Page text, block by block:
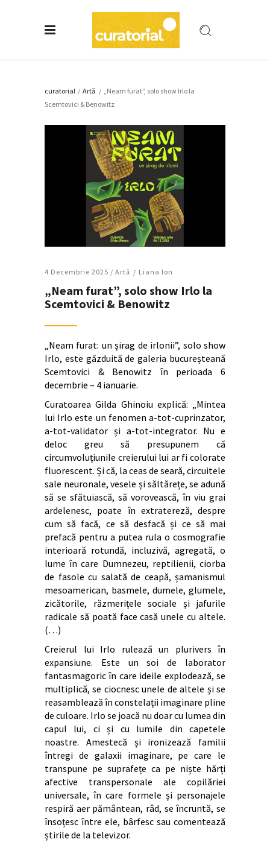
curatorial / Artǎ / „Neam furat”, solo show Irlo la
Scemtovici & Benowitz
4 Decembrie 2025 / Artǎ Liana Ion
„Neam furat”, solo show Irlo la
Scemtovici & Benowitz
„Neam furat: un șirag de irlonii”, solo show
Irlo, este găzduită de galeria bucureșteană
Scemtovici & Benowitz în perioada 6
decembrie – 4 ianuarie.
Curatoarea Gilda Ghinoiu explică: „Mintea
lui Irlo este un fenomen a-tot-cuprinzator,
a-tot-validator și a-tot-integrator. Nu e
deloc greu să presupunem că
circumvoluțiunile creierului lui ar fi colorate
fluorescent. Și că, la ceas de seară, circuitele
sale neuronale, vesele și săltărețe, se adună
să se sfătuiască, să vorovească, în viu grai
ardelenesc, poate în extratereză, despre
cum să facă, ce să desfacă și ce să mai
prefacă pentru a putea rula o cosmografie
interioară rotundă, incluzivă, agregată, o
lume în care Dumnezeu, reptilienii, ciorba
de fasole cu salată de ceapă, șamanismul
mesoamerican, basmele, dumele, glumele,
zicătorile, răzmerițele sociale și jafurile
radicale să poată face casă unele cu altele.
(…)
Creierul lui Irlo rulează un plurivers în
expansiune. Este un soi de laborator
fantasmagoric în care ideile explodează, se
multiplică, se ciocnesc unele de altele și se
reasamblează în constelații imaginare pline
de culoare. Irlo se joacă nu doar cu lumea din
capul lui, ci și cu lumile din capetele
noastre. Amestecă și ironizează familii
întregi de galaxii imaginare, pe care le
transpune pe suprafețe ca pe niște hărți
afective transpersonale ale copilăriei
universale, în care formele și personajele
respiră aer pământean, râd, se încruntă, se
însoțesc între ele, bârfesc sau comentează
știrile de la televizor.